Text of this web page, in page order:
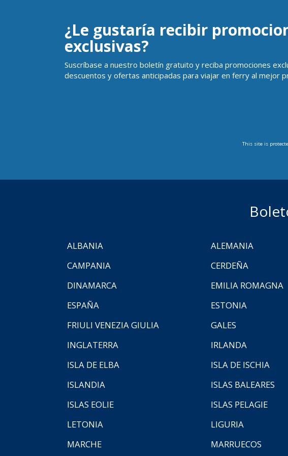
¿Le gustaría recibir
exclusivas?
Suscríbase a nuestro boletín gratuito y reciba promociones
descuentos y ofertas anticipadas para viajar en ferry al mejor
This site is
ALBANIA ALEMANIA
CAMPANIA
CERDEÑA
DINAMARCA
EMILIA ROMAGNA
ESPAÑA
ESTONIA
FRIULI VENEZIA GIULIA
GALES
INGLATERRA
IRLANDA
ISLA DE ELBA
ISLA DE ISCHIA
ISLANDIA
ISLAS BALEARES
ISLAS EOLIE
ISLAS PELAGIE
LETONIA
LIGURIA
MARCHE
MARRUECOS